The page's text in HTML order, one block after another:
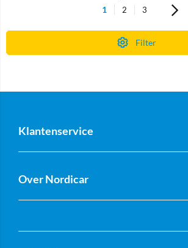
1 2 3
Filter
Klantenservice
Over Nordicar